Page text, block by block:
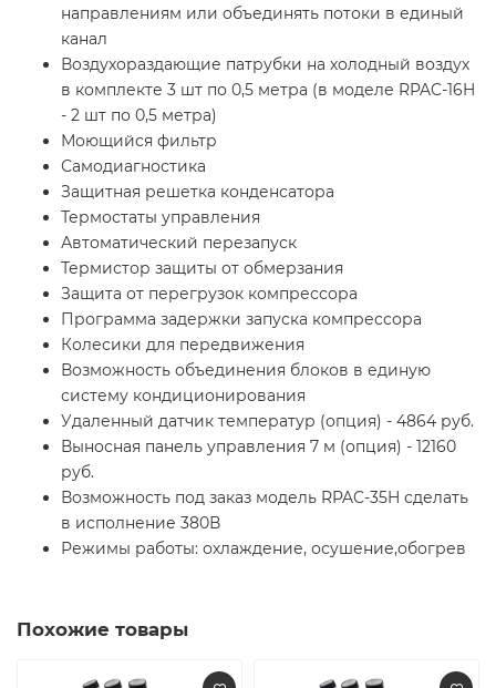
направлениям или объединять потоки в единый
канал
Воздухораздающие патрубки на холодный воздух
в комплекте 3 шт по 0,5 метра (в моделе RPAC-16H
- 2 шт по 0,5 метра)
Моющийся фильтр
Самодиагностика
Защитная решетка конденсатора
Термостаты управления
Автоматический перезапуск
Термистор защиты от обмерзания
Защита от перегрузок компрессора
Программа задержки запуска компрессора
Колесики для передвижения
Возможность объединения блоков в единую
систему кондиционирования
Удаленный датчик температур (опция) - 4864 руб.
Выносная панель управления 7 м (опция) - 12160
руб.
Возможность под заказ модель RPAC-35H сделать
в исполнение 380В
Режимы работы: охлаждение, осушение,обогрев
Похожие товары